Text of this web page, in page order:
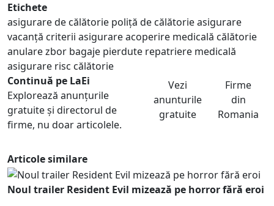
Etichete
asigurare de călătorie poliță de călătorieasigurare
vacanță criterii asigurareacoperire medicală călătorie
anulare zbor bagaje pierdute repatriere medicală
asigurare risc călătorie
Continuă pe LaEi
Explorează anunțurile
gratuite și directorul de
firme, nu doar articolele.
Vezi
anunturile
gratuite
Firme
din
Romania
Articole similare
Noul trailer Resident Evil mizează pe horror fără eroi